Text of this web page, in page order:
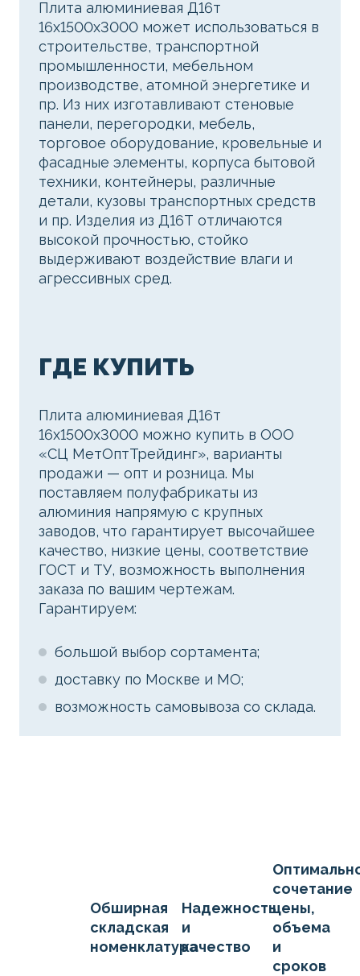
Плита алюминиевая Д16т
16х1500х3000 может использоваться в
строительстве, транспортной
промышленности, мебельном
производстве, атомной энергетике и
пр. Из них изготавливают стеновые
панели, перегородки, мебель,
торговое оборудование, кровельные и
фасадные элементы, корпуса бытовой
техники, контейнеры, различные
детали, кузовы транспортных средств
и пр. Изделия из Д16Т отличаются
высокой прочностью, стойко
выдерживают воздействие влаги и
агрессивных сред.
ГДЕ КУПИТЬ
Плита алюминиевая Д16т
16х1500х3000 можно купить в ООО
«СЦ МетОптТрейдинг», варианты
продажи — опт и розница. Мы
поставляем полуфабрикаты из
алюминия напрямую с крупных
заводов, что гарантирует высочайшее
качество, низкие цены, соответствие
ГОСТ и ТУ, возможность выполнения
заказа по вашим чертежам.
Гарантируем:
большой выбор сортамента;
доставку по Москве и МО;
возможность самовывоза со склада.
Обширная
складская
номенклатура
Надежность
и
качество
сочетание
цены,
объема
и
сроков